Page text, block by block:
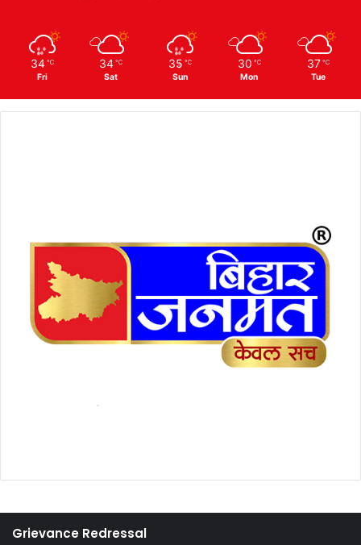
34 ℃
Fri
34 ℃
Sat
35 ℃
Sun
30 ℃
Mon
37 ℃
Tue
Grievance Redressal